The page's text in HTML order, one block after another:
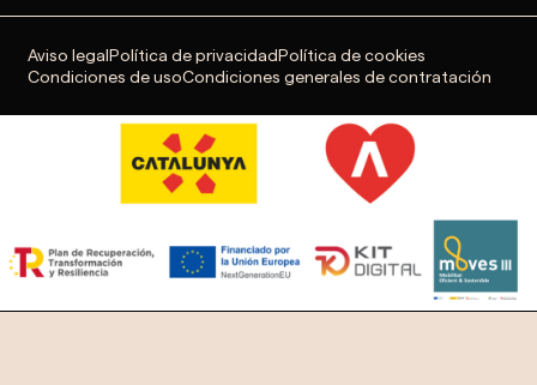
Aviso legalPolítica de privacidadPolítica de cookies
Condiciones de usoCondiciones generales de contratación